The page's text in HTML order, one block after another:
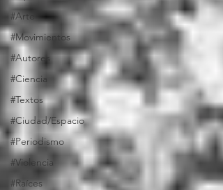
#Arte
#Movimientos
#Autores
#Ciencia
#Textos
#Ciudad/Espacio
#Periodismo
#Violencia
#Raíces